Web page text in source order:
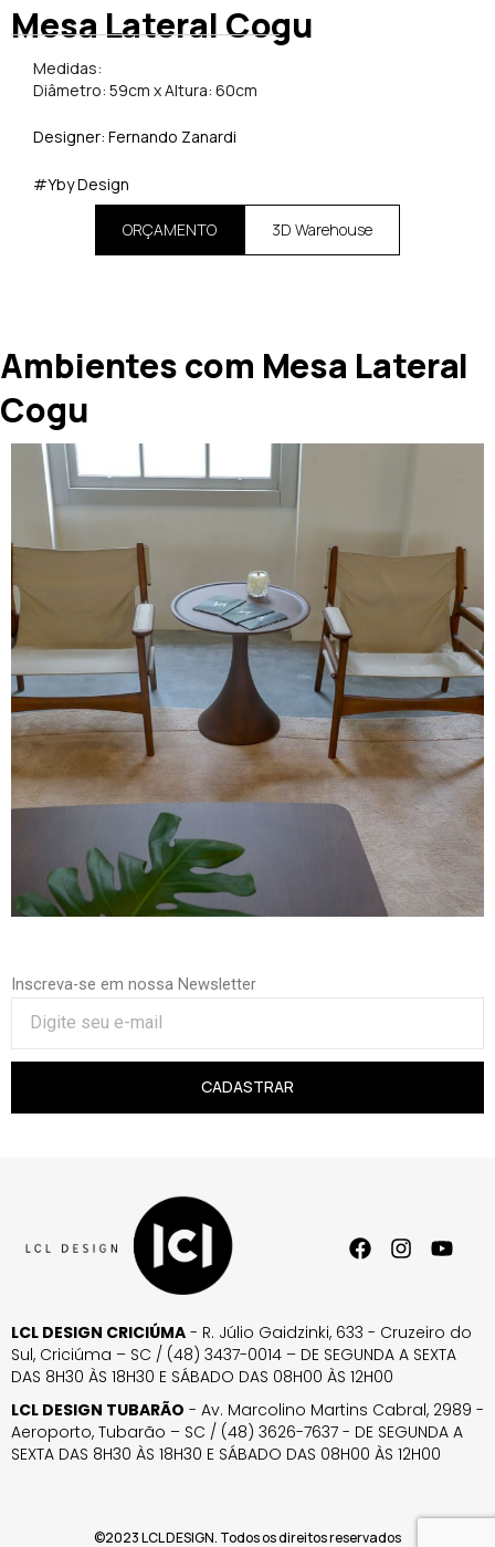
Mesa Lateral Cogu
Medidas:
Diâmetro: 59cm x Altura: 60cm
Designer: Fernando Zanardi
#Yby Design
ORÇAMENTO 3D Warehouse
Ambientes com Mesa Lateral
Cogu
Inscreva-se em nossa Newsletter
CADASTRAR
LCL DESIGN CRICIÚMA - R. Júlio Gaidzinki, 633 - Cruzeiro do
Sul, Criciúma – SC / (48) 3437-0014 – DE SEGUNDA A SEXTA
DAS 8H30 ÀS 18H30 E SÁBADO DAS 08H00 ÀS 12H00
LCL DESIGN TUBARÃO - Av. Marcolino Martins Cabral, 2989 -
Aeroporto, Tubarão – SC / (48) 3626-7637 - DE SEGUNDA A
SEXTA DAS 8H30 ÀS 18H30 E SÁBADO DAS 08H00 ÀS 12H00
©2023 LCL DESIGN. Todos os direitos reservados